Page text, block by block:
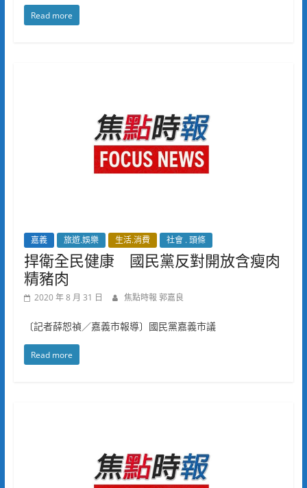
Read more
嘉義 旅遊.娛樂 生活.消費 社會 . 頭條
捍衛全民健康 國民黨反對開放含瘦肉
精豬肉
2020 年 8 月 31 日 焦點時報 郭嘉良
〔記者薛恕禎／嘉義市報導〕國民黨嘉義市議
Read more